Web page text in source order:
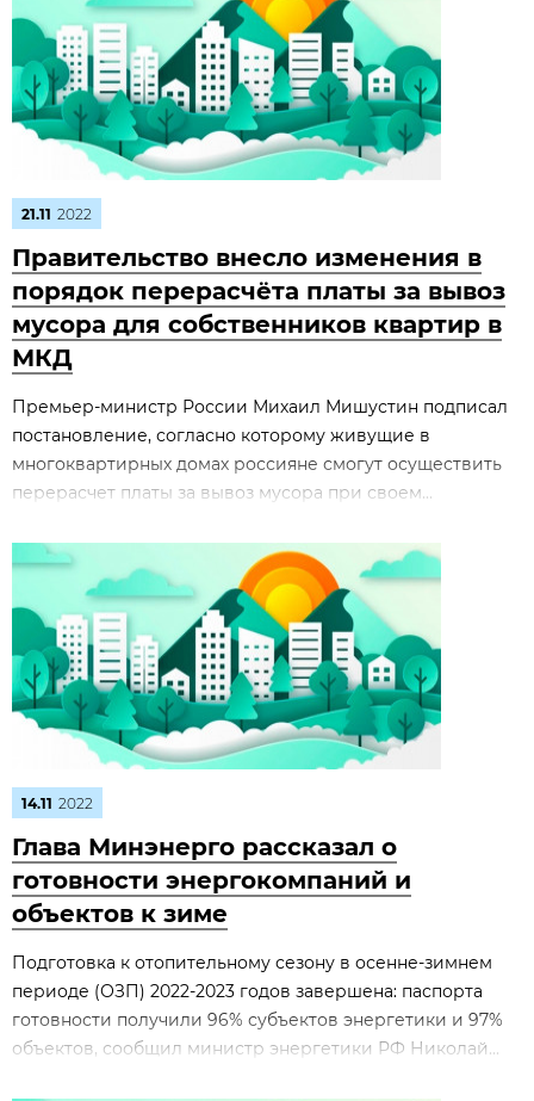
21.11 2022
Правительство внесло изменения в
порядок перерасчёта платы за вывоз
мусора для собственников квартир в
МКД
Премьер-министр России Михаил Мишустин подписал
постановление, согласно которому живущие в
многоквартирных домах россияне смогут осуществить
перерасчет платы за вывоз мусора при своем...
14.11 2022
Глава Минэнерго рассказал о
готовности энергокомпаний и
объектов к зиме
Подготовка к отопительному сезону в осенне-зимнем
периоде (ОЗП) 2022-2023 годов завершена: паспорта
готовности получили 96% субъектов энергетики и 97%
объектов, сообщил министр энергетики РФ Николай...